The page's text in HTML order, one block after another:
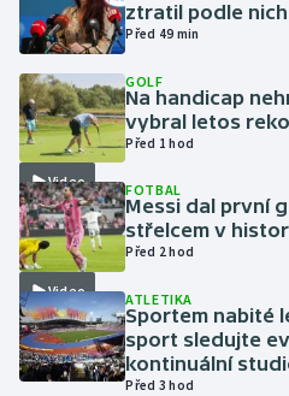
Jezdectví
Judo
Krasobruslení
Lezení
Lyže a snowboard
Moderní pětiboj
Motorsport
ztratil podle
Před 49 min
Video
GOLF
Na handicap
vybral letos
Před 1 hod
Video
FOTBAL
Messi dal první
střelcem v
Před 2 hod
ATLETIKA
Sportem nabité
sport sledujte
kontinuální
Před 3 hod